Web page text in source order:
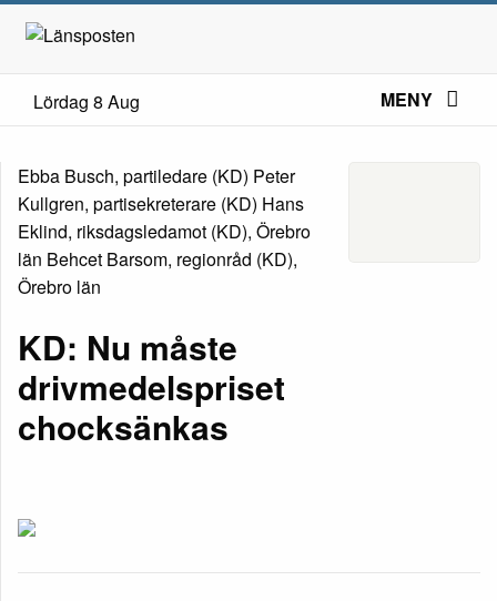
Lördag 8 Aug MENY
Ebba Busch, partiledare (KD) Peter
Kullgren, partisekreterare (KD) Hans
Eklind, riksdagsledamot (KD), Örebro
län Behcet Barsom, regionråd (KD),
Örebro län
KD: Nu måste
drivmedelspriset
chocksänkas